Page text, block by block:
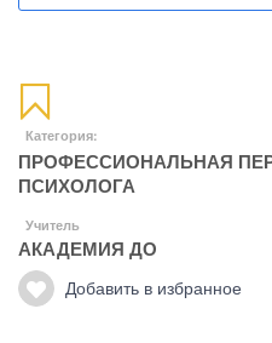
Категория:
ПРОФЕССИОНАЛЬНАЯ
ПСИХОЛОГА
Учитель
АКАДЕМИЯ ДО
Добавить в избранное